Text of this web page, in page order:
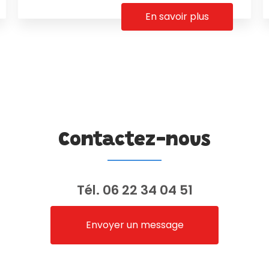
En savoir plus
Contactez-nous
Tél. 06 22 34 04 51
Envoyer un message